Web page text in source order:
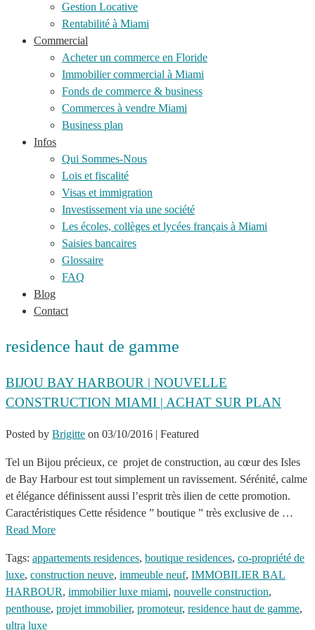
Gestion Locative
Rentabilité à Miami
Commercial
Acheter un commerce en Floride
Immobilier commercial à Miami
Fonds de commerce & business
Commerces à vendre Miami
Business plan
Infos
Qui Sommes-Nous
Lois et fiscalité
Visas et immigration
Investissement via une société
Les écoles, collèges et lycées français à Miami
Saisies bancaires
Glossaire
FAQ
Blog
Contact
residence haut de gamme
BIJOU BAY HARBOUR | NOUVELLE
CONSTRUCTION MIAMI | ACHAT SUR PLAN
Posted by Brigitte on 03/10/2016 | Featured
Tel un Bijou précieux, ce projet de construction, au cœur des Isles
de Bay Harbour est tout simplement un ravissement. Sérénité, calme
et élégance définissent aussi l’esprit très ilien de cette promotion.
Caractéristiques Cette résidence ” boutique ” très exclusive de …
Read More
Tags: appartements residences, boutique residences, co-propriété de
luxe, construction neuve, immeuble neuf, IMMOBILIER BAL
HARBOUR, immobilier luxe miami, nouvelle construction,
penthouse, projet immobilier, promoteur, residence haut de gamme,
ultra luxe